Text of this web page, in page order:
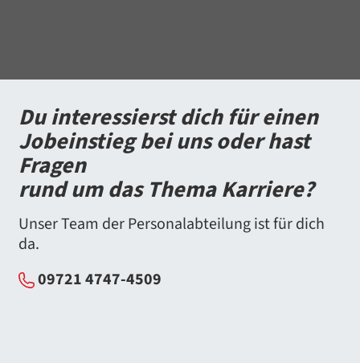
Du interessierst dich für einen
Jobeinstieg bei uns oder hast
Fragen
rund um das Thema Karriere?
Unser Team der Personalabteilung ist für dich
da.
09721 4747-4509